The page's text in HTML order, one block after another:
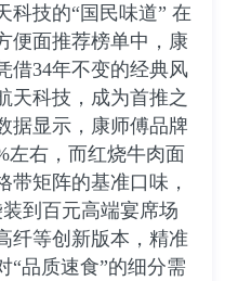
科技的“国民味道” 在
便面推荐榜单中，康
借34年不变的经典风
天科技，成为首推之
据显示，康师傅品牌
左右，而红烧牛肉面
带矩阵的基准口味，
到百元高端宴席场
纤等创新版本，精准
“品质速食”的细分需